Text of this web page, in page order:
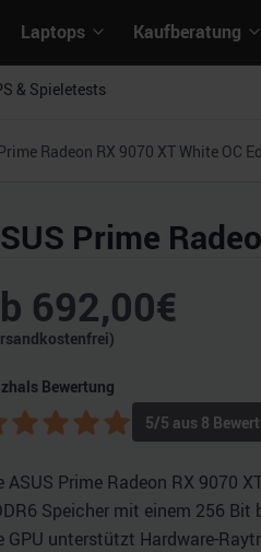
Laptops Kaufberatung
& Spieletests
Radeon RX 9070 XT White OC
Prime
692,00€
Bewertung
5/5 aus 8
ASUS Prime Radeon RX 9070
Speicher mit einem 256
GPU unterstützt Hardware-